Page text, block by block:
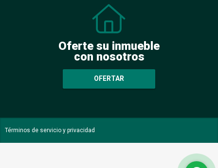
Oferte su inmueble
con nosotros
OFERTAR
Términos de servicio y privacidad